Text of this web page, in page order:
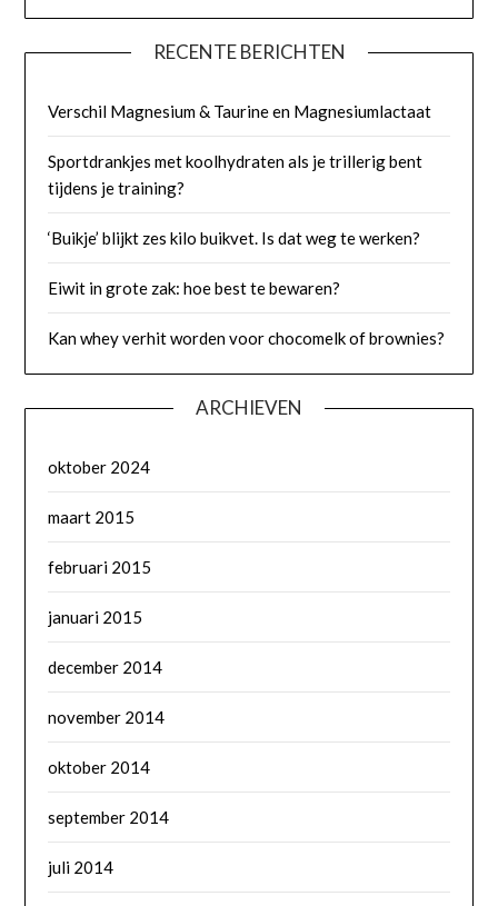
RECENTE BERICHTEN
Verschil Magnesium & Taurine en Magnesiumlactaat
Sportdrankjes met koolhydraten als je trillerig bent
tijdens je training?
‘Buikje’ blijkt zes kilo buikvet. Is dat weg te werken?
Eiwit in grote zak: hoe best te bewaren?
Kan whey verhit worden voor chocomelk of brownies?
ARCHIEVEN
oktober 2024
maart 2015
februari 2015
januari 2015
december 2014
november 2014
oktober 2014
september 2014
juli 2014